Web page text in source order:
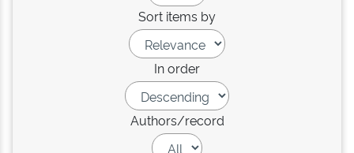
Sort items by
In order
Authors/record